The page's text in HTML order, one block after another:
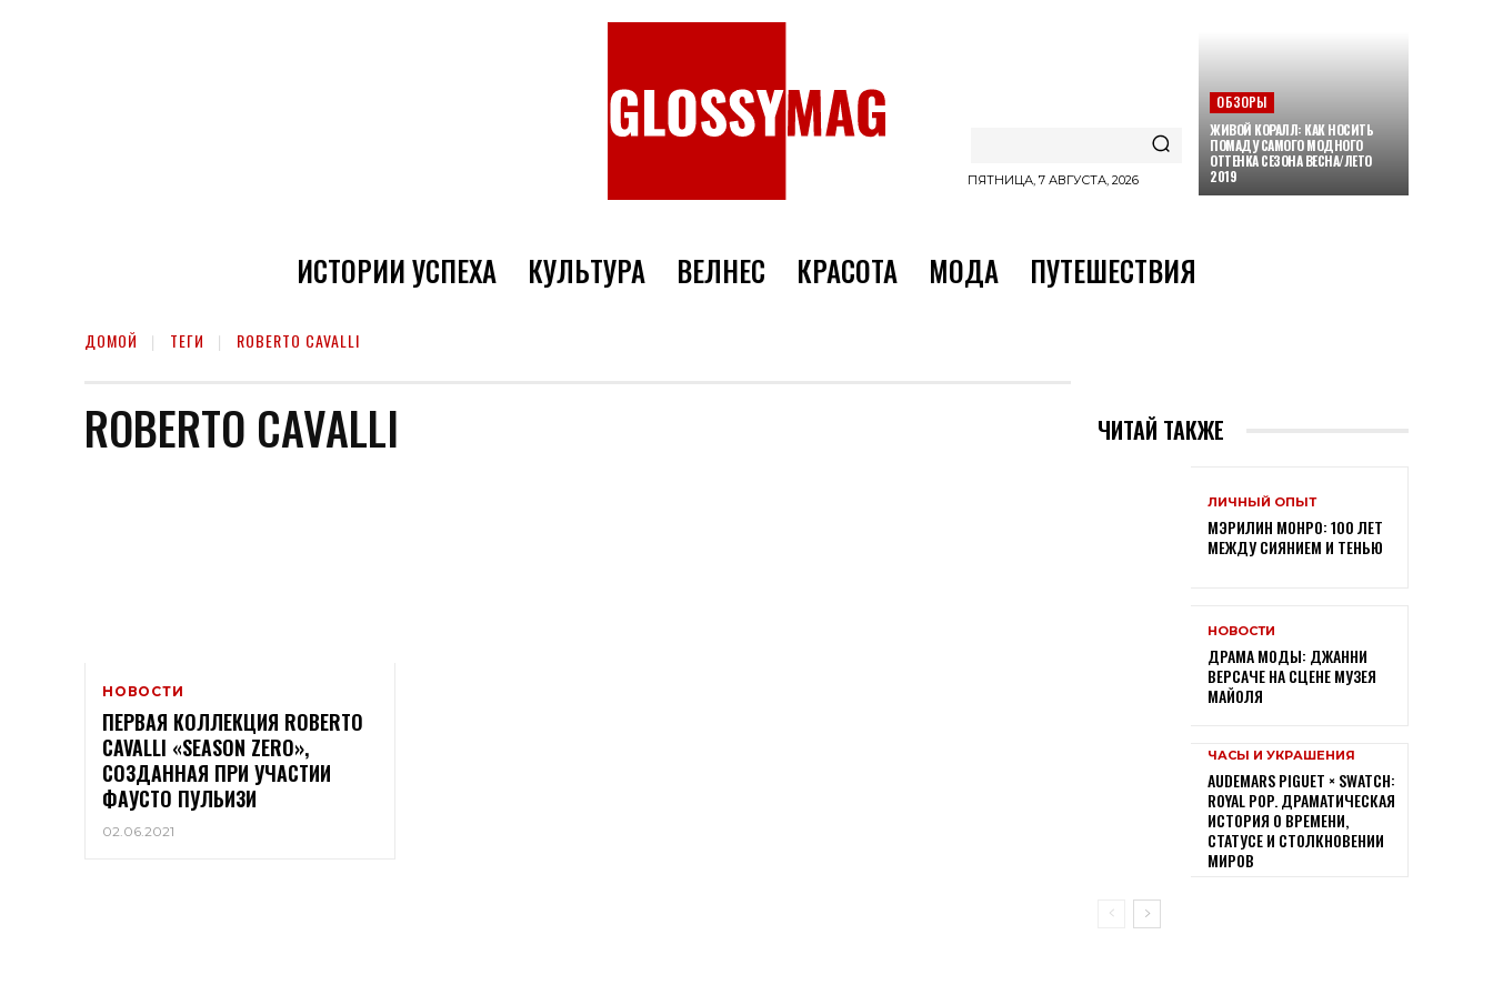
ПЯТНИЦА, 7 АВГУСТА, 2026
ОБЗОРЫ
ЖИВОЙ КОРАЛЛ: КАК НОСИТЬ
ПОМАДУ САМОГО МОДНОГО
ОТТЕНКА СЕЗОНА ВЕСНА/ЛЕТО
2019
ИСТОРИИ УСПЕХА КУЛЬТУРА ВЕЛНЕС КРАСОТА МОДА ПУТЕШЕСТВИЯ
ДОМОЙ ТЕГИ ROBERTO CAVALLI
ROBERTO CAVALLI
НОВОСТИ
ПЕРВАЯ КОЛЛЕКЦИЯ ROBERTO
CAVALLI «SEASON ZERO»,
СОЗДАННАЯ ПРИ УЧАСТИИ
ФАУСТО ПУЛЬИЗИ
02.06.2021
ЧИТАЙ ТАКЖЕ
ЛИЧНЫЙ ОПЫТ
МЭРИЛИН МОНРО: 100 ЛЕТ
МЕЖДУ СИЯНИЕМ И ТЕНЬЮ
НОВОСТИ
ДРАМА МОДЫ: ДЖАННИ
ВЕРСАЧЕ НА СЦЕНЕ МУЗЕЯ
МАЙОЛЯ
ЧАСЫ И УКРАШЕНИЯ
AUDEMARS PIGUET × SWATCH:
ROYAL POP. ДРАМАТИЧЕСКАЯ
ИСТОРИЯ О ВРЕМЕНИ,
СТАТУСЕ И СТОЛКНОВЕНИИ
МИРОВ